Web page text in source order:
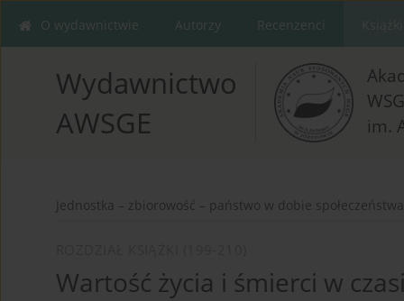
O wydawnictwie Autorzy Recenzenci
Wydawnictwo
AWSGE
im.
Jednostka – zbiorowość – państwo w dobie
Wartość życia i śmierci w